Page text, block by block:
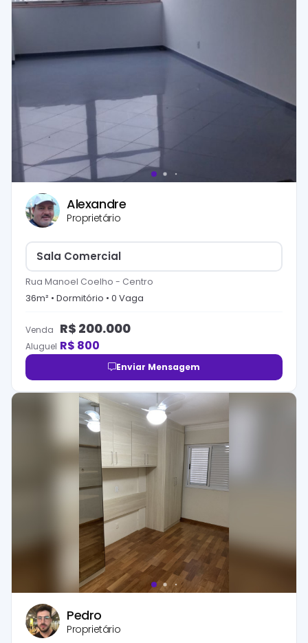
Alexandre
Proprietário
Sala Comercial
Rua Manoel Coelho - Centro
36m² • Dormitório • 0 Vaga
Venda R$ 200.000
Aluguel R$ 800
Enviar Mensagem
Pedro
Proprietário